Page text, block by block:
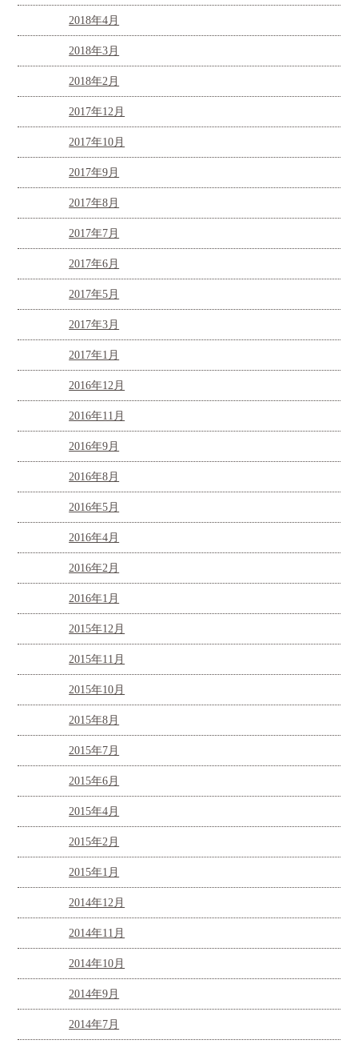
2018年4月
2018年3月
2018年2月
2017年12月
2017年10月
2017年9月
2017年8月
2017年7月
2017年6月
2017年5月
2017年3月
2017年1月
2016年12月
2016年11月
2016年9月
2016年8月
2016年5月
2016年4月
2016年2月
2016年1月
2015年12月
2015年11月
2015年10月
2015年8月
2015年7月
2015年6月
2015年4月
2015年2月
2015年1月
2014年12月
2014年11月
2014年10月
2014年9月
2014年7月